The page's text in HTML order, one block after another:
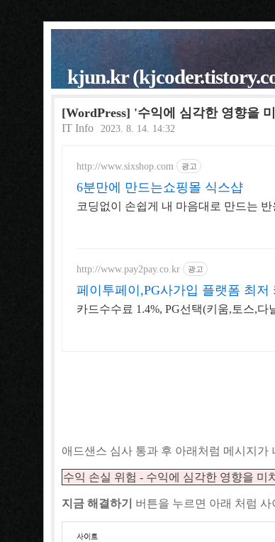
kjun.kr
[WordPress] '수익에 심각한 영향을
IT Info 2023. 8. 14. 14:32
http://www.sixshop.com 광고
6분만에 만드는쇼핑몰 식스샵
코딩없이 손쉽게 내 마음대로 만드는
http://www.pay2pay.co.kr 광고
페이투페이,PG사가입 플랫폼 최저
카드수수료 1.4%, PG선택(키움,토스,
애드샌스 심사 통과 후 아래처럼 메시지가
수익 손실 위험 - 수익에 심각한 영향을 미
지금 해결하기 버튼을 누르면 아래 처럼